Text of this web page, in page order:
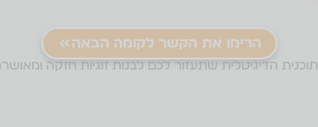
הרימו את הקשר לקומה הבאה
הדיגיטלית שתעזור לכם לבנות זוגיות חזקה